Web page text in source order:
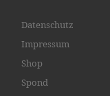
Datenschutz
Impressum
Shop
Spond